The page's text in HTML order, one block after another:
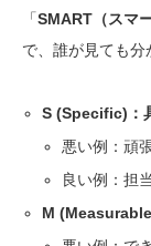
「SMART（スマ
で、誰が見ても分
S (Specific)：
悪い例：頑
良い例：担
M